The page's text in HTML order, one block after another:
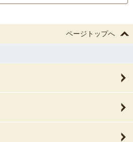
ページトップへ